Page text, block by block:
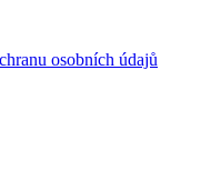
osobních údajů